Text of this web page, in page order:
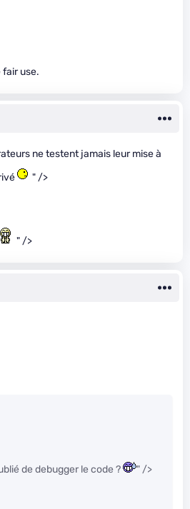
fair use.
ne testent jamais leur mise à
" />
" />
de debugger le code ? " />